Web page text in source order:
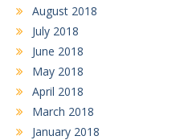
August 2018
July 2018
June 2018
May 2018
April 2018
March 2018
January 2018